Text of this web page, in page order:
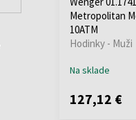
Metropolitan
10ATM
Hodinky - Muži
Na sklade
127,12 €